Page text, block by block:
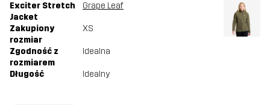
Exciter Stretch
Jacket
Grape Leaf
Zakupiony
rozmiar
XS
Zgodność z
rozmiarem
Idealna
Długość Idealny